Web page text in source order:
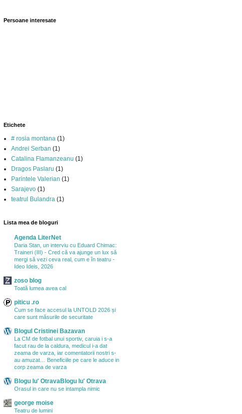
Persoane interesate
Etichete
# rosia montana (1)
Andrei Serban (1)
Catalina Flamanzeanu (1)
Dragos Paslaru (1)
Parintele Valerian (1)
Sarajevo (1)
teatrul Bulandra (1)
Lista mea de bloguri
Agenda LiterNet
Daria Stan, un interviu cu Eduard Chimac:
Traineri (III) - Cred că va ajunge un lux să
mergi să vezi ceva real, cum e în teatru -
Ideo Ideis, 2026
zoso blog
Toată lumea avea cal
piticu .ro
Cum se face accesul la UNTOLD 2026 și
care sunt măsurile de securitate
Blogul Cristinei Bazavan
La CM de fotbal unui sportiv, caruia i s-a
facut rau de la caldura, medicul i-a dat
zeama de varza, iar comentatorii nostri s-
au amuzat… Beneficiile pe care le aduce in
corp zeama de varza
Blogu lu' OtravaBlogu lu' Otrava
Orasul in care nu se intampla nimic
george moise
Teatru de lumini